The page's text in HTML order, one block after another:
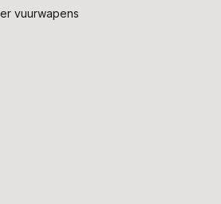
vuurwapens